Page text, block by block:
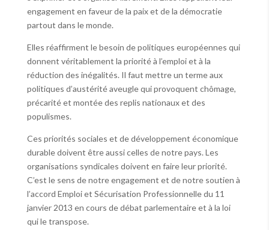
engagement en faveur de la paix et de la démocratie
partout dans le monde.
Elles réaffirment le besoin de politiques européennes qui
donnent véritablement la priorité à l’emploi et à la
réduction des inégalités. Il faut mettre un terme aux
politiques d’austérité aveugle qui provoquent chômage,
précarité et montée des replis nationaux et des
populismes.
Ces priorités sociales et de développement économique
durable doivent être aussi celles de notre pays. Les
organisations syndicales doivent en faire leur priorité.
C’est le sens de notre engagement et de notre soutien à
l’accord Emploi et Sécurisation Professionnelle du 11
janvier 2013 en cours de débat parlementaire et à la loi
qui le transpose.